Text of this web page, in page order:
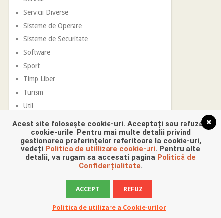
Servicii Diverse
Sisteme de Operare
Sisteme de Securitate
Software
Sport
Timp Liber
Turism
Util
Promovare Digitala Copyright © 2026.
Acest site folosește cookie-uri. Acceptați sau refuzați
cookie-urile. Pentru mai multe detalii privind
gestionarea preferințelor referitoare la cookie-uri,
vedeți Politica de utillizare cookie-uri. Pentru alte
detalii, va rugam sa accesati pagina Politică de
Confidențialitate.
ACCEPT REFUZ
Politica de utilizare a Cookie-urilor